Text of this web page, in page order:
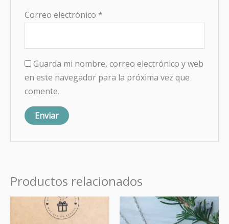
Correo electrónico *
Guarda mi nombre, correo electrónico y web
en este navegador para la próxima vez que
comente.
Productos relacionados